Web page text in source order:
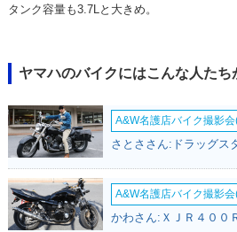
タンク容量も3.7Lと大きめ。
ヤマハのバイクにはこんな人たち
A&W名護店バイク撮影
A&W名護店バイク撮影
かわさん:ＸＪＲ４００